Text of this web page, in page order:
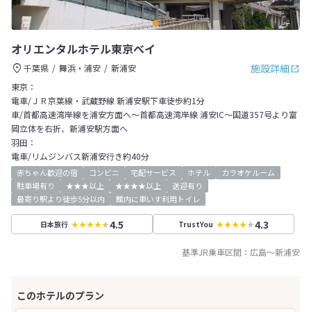
オリエンタルホテル東京ベイ
施設詳細
千葉県 舞浜・浦安
新浦安
東京：
電車/ＪＲ京葉線・武蔵野線 新浦安駅下車徒歩約1分
車/首都高速湾岸線を浦安方面へ～首都高速湾岸線 浦安IC～国道357号より富
岡立体を右折、新浦安駅方面へ
羽田：
電車/リムジンバス新浦安行き約40分
赤ちゃん歓迎の宿 コンビニ 宅配サービス ホテル
カラオケルーム
駐車場有り
★★★以上 ★★★★以上
送迎有り
最寄り駅より徒歩5分以内
館内に車いす利用トイレ
日本旅行 4.5 TrustYou 4.3
基準JR乗車区間： 広島～新浦安